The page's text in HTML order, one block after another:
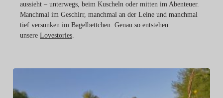
aussieht – unterwegs, beim Kuscheln oder mitten im Abenteuer.
Manchmal im Geschirr, manchmal an der Leine und manchmal
tief versunken im Bagelbettchen. Genau so entstehen
unsere Lovestories.